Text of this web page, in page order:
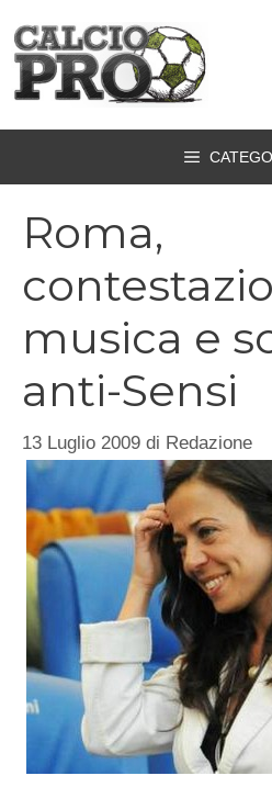
contenuto
Roma,
musica e
anti-Sensi
13 Luglio 2009 di Redazione